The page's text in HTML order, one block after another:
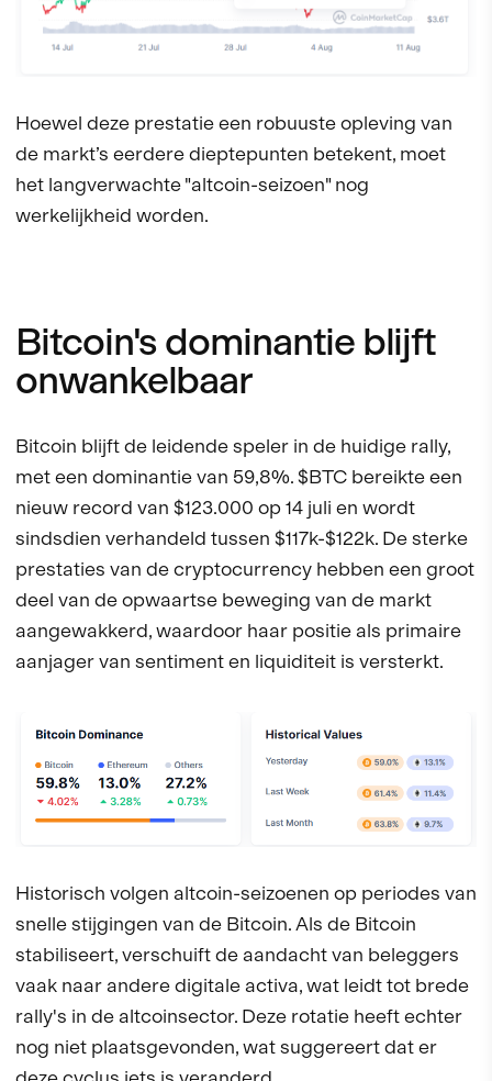
Hoewel deze prestatie een robuuste opleving van
de markt’s eerdere dieptepunten betekent, moet
het langverwachte "altcoin-seizoen" nog
werkelijkheid worden.
Bitcoin's dominantie blijft
onwankelbaar
Bitcoin blijft de leidende speler in de huidige rally,
met een dominantie van 59,8%. $BTC bereikte een
nieuw record van $123.000 op 14 juli en wordt
sindsdien verhandeld tussen $117k-$122k. De sterke
prestaties van de cryptocurrency hebben een groot
deel van de opwaartse beweging van de markt
aangewakkerd, waardoor haar positie als primaire
aanjager van sentiment en liquiditeit is versterkt.
Historisch volgen altcoin-seizoenen op periodes van
snelle stijgingen van de Bitcoin. Als de Bitcoin
stabiliseert, verschuift de aandacht van beleggers
vaak naar andere digitale activa, wat leidt tot brede
rally's in de altcoinsector. Deze rotatie heeft echter
nog niet plaatsgevonden, wat suggereert dat er